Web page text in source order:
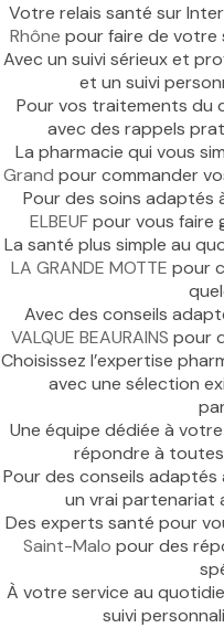
Votre relais santé sur
Rhône pour faire de votre
Avec un suivi sérieux et
et un suivi
Pour vos traitements du
avec des rappels
La pharmacie qui vous
Grand pour commander
Pour des soins adaptés
ELBEUFpour vous faire
La santé plus simple au
LA GRANDE MOTTE pour
Avec des conseils
VALQUE BEAURAINS pour
Choisissez l’expertise
avec une sélection
Une équipe dédiée à
répondre à
Pour des conseils adaptés
un vrai partenariat
Des experts santé pour
Saint-Malo pour des
À votre service au
suivi